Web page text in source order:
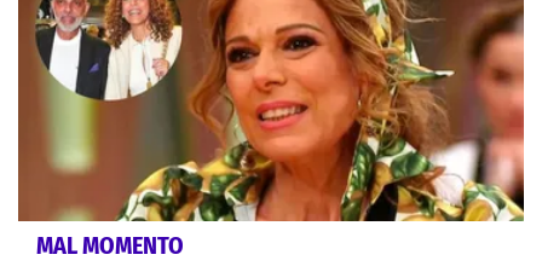
MAL MOMENTO